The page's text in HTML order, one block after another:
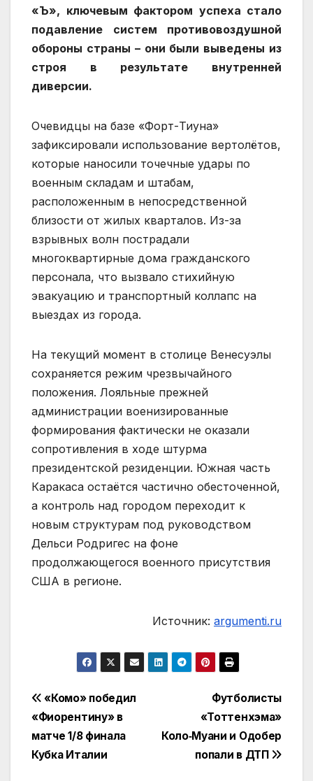
«Ъ», ключевым фактором успеха стало
подавление систем противовоздушной
обороны страны – они были выведены из
строя в результате внутренней
диверсии.
Очевидцы на базе «Форт-Тиуна»
зафиксировали использование вертолётов,
которые наносили точечные удары по
военным складам и штабам,
расположенным в непосредственной
близости от жилых кварталов. Из-за
взрывных волн пострадали
многоквартирные дома гражданского
персонала, что вызвало стихийную
эвакуацию и транспортный коллапс на
выездах из города.
На текущий момент в столице Венесуэлы
сохраняется режим чрезвычайного
положения. Лояльные прежней
администрации военизированные
формирования фактически не оказали
сопротивления в ходе штурма
президентской резиденции. Южная часть
Каракаса остаётся частично обесточенной,
а контроль над городом переходит к
новым структурам под руководством
Дельси Родригес на фоне
продолжающегося военного присутствия
США в регионе.
Источник: argumenti.ru
Навигация
по
записям
Футболисты
«Тоттенхэма»
Коло‑Муани и Одобер
попали в ДТП
«Комо» победил
«Фиорентину» в
матче 1/8 финала
Кубка Италии